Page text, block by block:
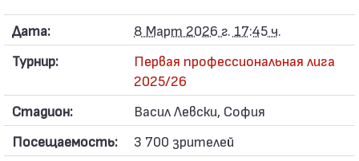
Дата:
8 Март 2026 г. 17:45 ч.
Турнир:
Первая профессиональная лига
2025/26
Стадион:
Васил Левски, София
Посещаемость:
3 700 зрителей